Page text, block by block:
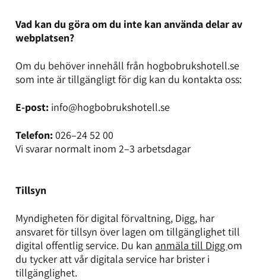
Vad kan du göra om du inte kan använda delar av
webplatsen?
Om du behöver innehåll från hogbobrukshotell.se
som inte är tillgängligt för dig kan du kontakta oss:
E-post: info@hogbobrukshotell.se
Telefon: 026–24 52 00
Vi svarar normalt inom 2–3 arbetsdagar
Tillsyn
Myndigheten för digital förvaltning, Digg, har
ansvaret för tillsyn över lagen om tillgänglighet till
digital offentlig service. Du kan anmäla till Diggom
du tycker att vår digitala service har brister i
tillgänglighet.